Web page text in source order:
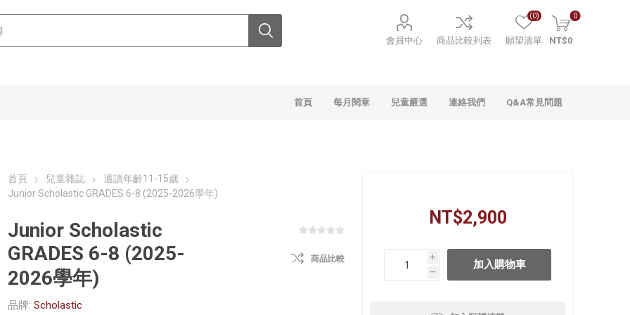
會員中心 商品比較列表 願望清單
(0) 0
NT$0
首頁 每月閱章 兒童嚴選 連絡我們 Q&A常見問題
首頁 兒童雜誌
適讀年齡11-15歲
Junior Scholastic GRADES 6-8 (2025-2026學年)
Junior Scholastic
GRADES 6-8 (2025-
2026學年)
品牌: Scholastic
商品比較
NT$2,900
i
h